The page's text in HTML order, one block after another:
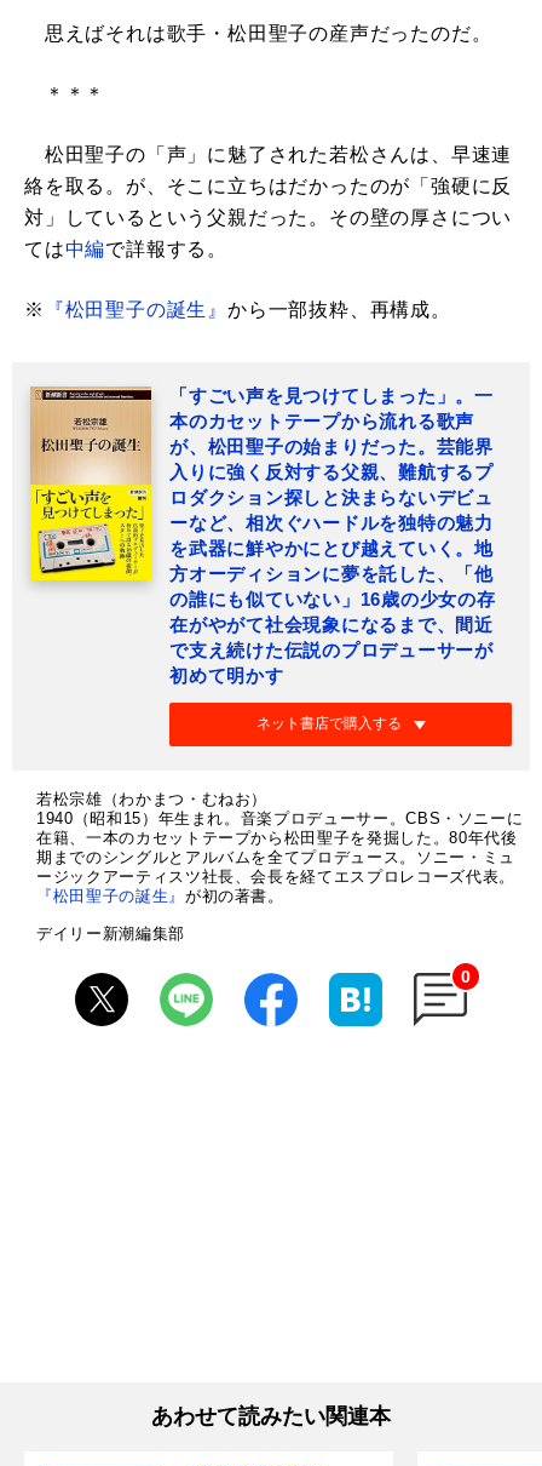
思えばそれは歌手・松田聖子の産声だったのだ。
＊＊＊
松田聖子の「声」に魅了された若松さんは、早速連
絡を取る。が、そこに立ちはだかったのが「強硬に反
対」しているという父親だった。その壁の厚さについ
ては中編で詳報する。
※ 『松田聖子の誕生』から一部抜粋、再構成。
「すごい声を見つけてしまった」。一
本のカセットテープから流れる歌声
が、松田聖子の始まりだった。芸能界
入りに強く反対する父親、難航するプ
ロダクション探しと決まらないデビュ
ーなど、相次ぐハードルを独特の魅力
を武器に鮮やかにとび越えていく。地
方オーディションに夢を託した、「他
の誰にも似ていない」16歳の少女の存
在がやがて社会現象になるまで、間近
で支え続けた伝説のプロデューサーが
初めて明かす
ネット書店で購入する
若松宗雄（わかまつ・むねお）
1940（昭和15）年生まれ。音楽プロデューサー。CBS・ソニーに
在籍、一本のカセットテープから松田聖子を発掘した。80年代後
期までのシングルとアルバムを全てプロデュース。ソニー・ミュ
ージックアーティスツ社長、会長を経てエスプロレコーズ代表。
『松田聖子の誕生』 が初の著書。
デイリー新潮編集部
0
あわせて読みたい関連本